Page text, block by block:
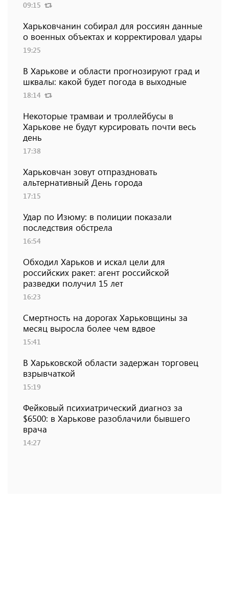
09:15
Харьковчанин собирал для россиян данные
о военных объектах и ​​корректировал удары
19:25
В Харькове и области прогнозируют град и
шквалы: какой будет погода в выходные
18:14
Некоторые трамваи и троллейбусы в
Харькове не будут курсировать почти весь
день
17:38
Харьковчан зовут отпраздновать
альтернативный День города
17:15
Удар по Изюму: в полиции показали
последствия обстрела
16:54
Обходил Харьков и искал цели для
российских ракет: агент российской
разведки получил 15 лет
16:23
Смертность на дорогах Харьковщины за
месяц выросла более чем вдвое
15:41
В Харьковской области задержан торговец
взрывчаткой
15:19
Фейковый психиатрический диагноз за
$6500: в Харькове разоблачили бывшего
врача
14:27